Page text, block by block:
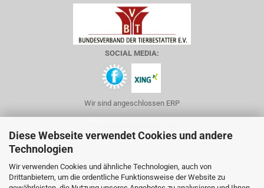
Diese Webseite verwendet Cookies und andere
Technologien
Wir verwenden Cookies und ähnliche Technologien, auch von
Drittanbietern, um die ordentliche Funktionsweise der Website zu
SOCIAL MEDIA:
Wir sind angeschlossen ERP
ÜBER UNS
Inhaberin: Frau Petra Staadt